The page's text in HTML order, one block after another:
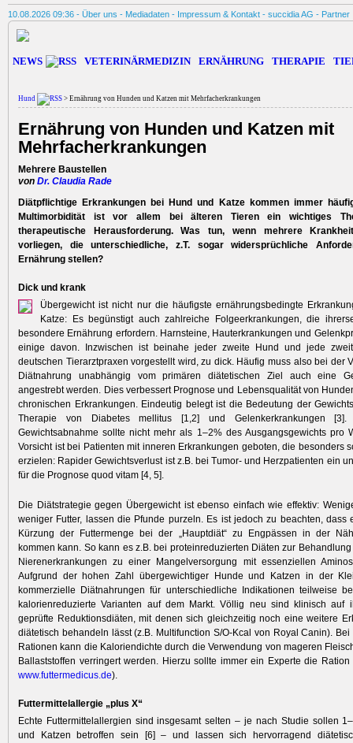
10.08.2026 09:36 - Über uns - Mediadaten - Impressum & Kontakt - succidia AG - Partner
NEWS VETERINÄRMEDIZIN ERNÄHRUNG THERAPIE
Hund > Ernährung von Hunden und Katzen mit Mehrfacherkrankungen
Ernährung von Hunden und Katzen mit
Mehrfacherkrankungen
Mehrere Baustellen
von Dr. Claudia Rade
Diätpflichtige Erkrankungen bei Hund und Katze kommen immer
Multimorbidität ist vor allem bei älteren Tieren ein wichtiges
therapeutische Herausforderung. Was tun, wenn mehrere
vorliegen, die unterschiedliche, z.T. sogar widersprüchliche
Ernährung stellen?
Dick und krank
Übergewicht ist nicht nur die häufigste ernährungsbedingte
Katze: Es begünstigt auch zahlreiche Folgeerkrankungen, die
besondere Ernährung erfordern. Harnsteine, Hauterkrankungen und
einige davon. Inzwischen ist beinahe jeder zweite Hund und jede
deutschen Tierarztpraxen vorgestellt wird, zu dick. Häufig muss also bei der
Diätnahrung unabhängig vom primären diätetischen Ziel auch eine
angestrebt werden. Dies verbessert Prognose und Lebensqualität von
chronischen Erkrankungen. Eindeutig belegt ist die Bedeutung der
Therapie von Diabetes mellitus [1,2] und Gelenkerkrankungen
Gewichtsabnahme sollte nicht mehr als 1–2% des Ausgangs­gewichts pro
Vorsicht ist bei Patienten mit inneren Erkrankungen geboten, die besonders
erzielen: Rapider Gewichtsverlust ist z.B. bei Tumor- und Herz­patienten ein
für die Prog­nose quod vitam [4, 5].
Die Diätstrategie gegen Über­gewicht ist ebenso einfach wie effek­tiv:
weniger Futter, lassen die Pfunde purzeln. Es ist ­jedoch zu beachten, dass
Kürzung der Futtermenge bei der „Hauptdiät“ zu Engpässen in der
kommen kann. So kann es z.B. bei proteinreduzierten Diäten zur
Nierenerkrankungen zu einer Mangelversorgung mit essenziellen
Aufgrund der hohen Zahl übergewichtiger Hunde und Katzen in der
kommerzielle Diätnahrungen für unterschiedliche Indikatio­nen teilweise
kalorienreduzierte Varianten auf dem Markt. Völlig neu sind klinisch auf
geprüfte Reduktionsdiäten, mit denen sich gleichzeitig noch eine weitere
diätetisch behandeln lässt (z.B. Multifunction S/O-Kcal von Royal Canin).
Ratio­nen kann die Kaloriendichte durch die Verwendung von mageren
Ballaststoffen verringert werden. Hierzu sollte immer ein Experte die
www.futtermedicus.de).
Futtermittelallergie „plus X“
Echte Futtermittelallergien sind insgesamt selten – je nach Studie sollen
und Katzen betroffen sein [6] – und lassen sich hervorragend